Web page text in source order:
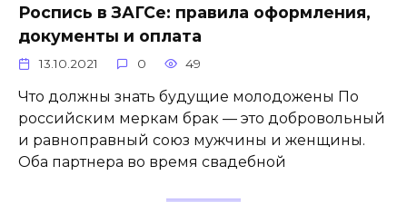
Роспись в ЗАГСе: правила оформления,
документы и оплата
13.10.2021 0 49
Что должны знать будущие молодожены По
российским меркам брак — это добровольный
и равноправный союз мужчины и женщины.
Оба партнера во время свадебной